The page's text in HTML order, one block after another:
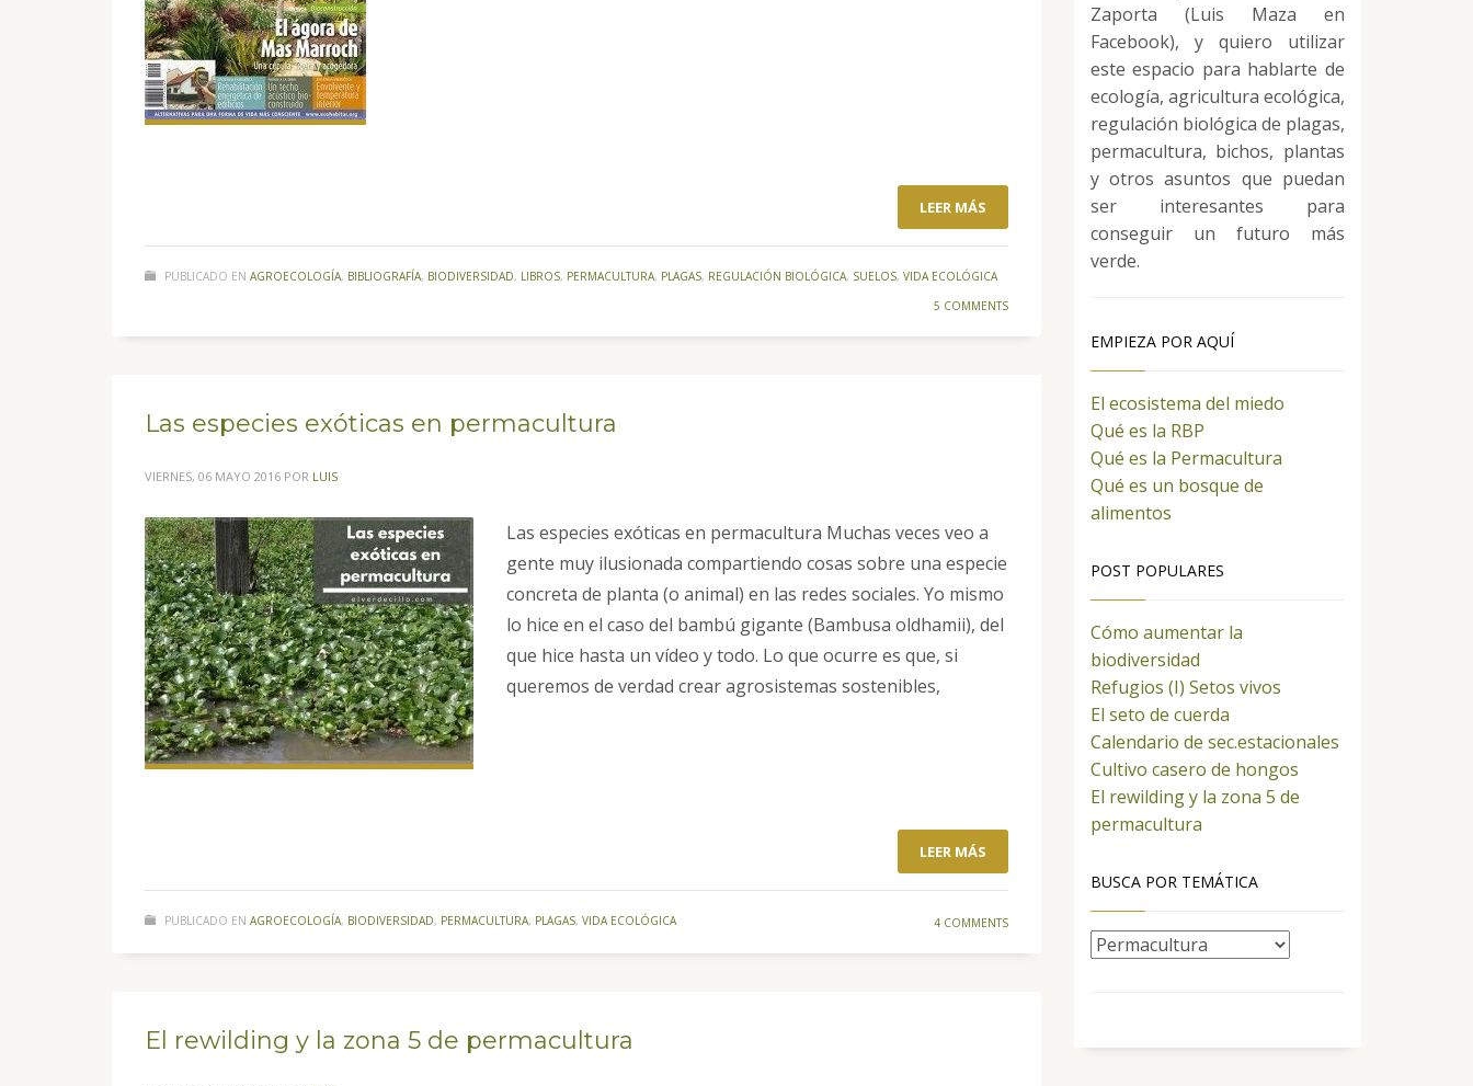
LEER MÁS
PUBLICADO EN AGROECOLOGÍA, BIBLIOGRAFÍA, BIODIVERSIDAD, LIBROS, PERMACULTURA, PLAGAS, REGULACIÓN BIOLÓGICA, SUELOS, VIDA ECOLÓGICA
5 COMMENTS
Las especies exóticas en permacultura
VIERNES, 06 MAYO 2016 POR LUIS
Las especies exóticas en permacultura Muchas veces veo a
gente muy ilusionada compartiendo cosas sobre una especie
concreta de planta (o animal) en las redes sociales. Yo mismo
lo hice en el caso del bambú gigante (Bambusa oldhamii), del
que hice hasta un vídeo y todo. Lo que ocurre es que, si
queremos de verdad crear agrosistemas sostenibles,
LEER MÁS
PUBLICADO EN AGROECOLOGÍA, BIODIVERSIDAD, PERMACULTURA, PLAGAS, VIDA ECOLÓGICA 4 COMMENTS
El rewilding y la zona 5 de permacultura
Zaporta (Luis Maza en
Facebook), y quiero utilizar
este espacio para hablarte de
ecología, agricultura ecológica,
regulación biológica de plagas,
permacultura, bichos, plantas
y otros asuntos que puedan
ser interesantes para
conseguir un futuro más
verde.
EMPIEZA POR AQUÍ
El ecosistema del miedo
Qué es la RBP
Qué es la Permacultura
Qué es un bosque de
alimentos
POST POPULARES
Cómo aumentar la
biodiversidad
Refugios (I) Setos vivos
El seto de cuerda
Calendario de sec.estacionales
Cultivo casero de hongos
El rewilding y la zona 5 de
permacultura
BUSCA POR TEMÁTICA